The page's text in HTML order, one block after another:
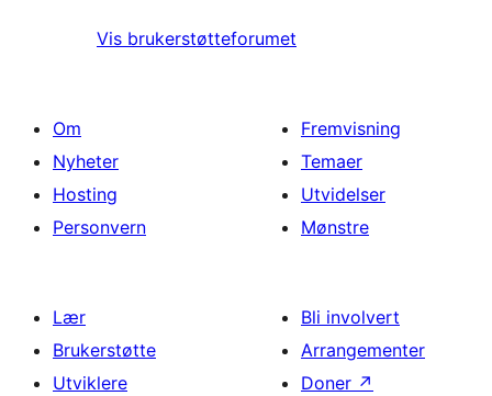
Vis brukerstøtteforumet
Om
Nyheter
Hosting
Personvern
Fremvisning
Temaer
Utvidelser
Mønstre
Lær
Brukerstøtte
Utviklere
Bli involvert
Arrangementer
Doner ↗